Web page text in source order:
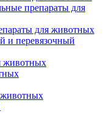
препараты для
для животных
и перевязочный
животных
животных